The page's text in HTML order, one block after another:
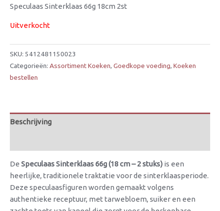
Speculaas Sinterklaas 66g 18cm 2st
Uitverkocht
SKU: 5412481150023
Categorieën: Assortiment Koeken, Goedkope voeding, Koeken
bestellen
Beschrijving
De Speculaas Sinterklaas 66g (18 cm – 2 stuks) is een
heerlijke, traditionele traktatie voor de sinterklaasperiode.
Deze speculaasfiguren worden gemaakt volgens
authentieke receptuur, met tarwebloem, suiker en een